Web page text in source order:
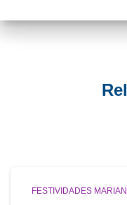
FESTIVIDADES